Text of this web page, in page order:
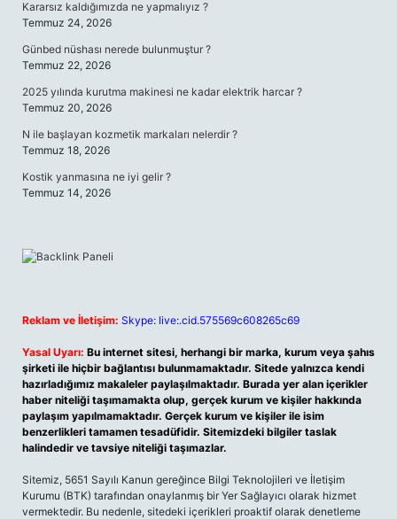
Kararsız kaldığımızda ne yapmalıyız ?
Temmuz 24, 2026
Günbed nüshası nerede bulunmuştur ?
Temmuz 22, 2026
2025 yılında kurutma makinesi ne kadar elektrik harcar ?
Temmuz 20, 2026
N ile başlayan kozmetik markaları nelerdir ?
Temmuz 18, 2026
Kostik yanmasına ne iyi gelir ?
Temmuz 14, 2026
Reklam ve İletişim: Skype: live:.cid.575569c608265c69
Yasal Uyarı: Bu internet sitesi, herhangi bir marka, kurum veya şahıs
şirketi ile hiçbir bağlantısı bulunmamaktadır. Sitede yalnızca kendi
hazırladığımız makaleler paylaşılmaktadır. Burada yer alan içerikler
haber niteliği taşımamakta olup, gerçek kurum ve kişiler hakkında
paylaşım yapılmamaktadır. Gerçek kurum ve kişiler ile isim
benzerlikleri tamamen tesadüfidir. Sitemizdeki bilgiler taslak
halindedir ve tavsiye niteliği taşımazlar.
Sitemiz, 5651 Sayılı Kanun gereğince Bilgi Teknolojileri ve İletişim
Kurumu (BTK) tarafından onaylanmış bir Yer Sağlayıcı olarak hizmet
vermektedir. Bu nedenle, sitedeki içerikleri proaktif olarak denetleme